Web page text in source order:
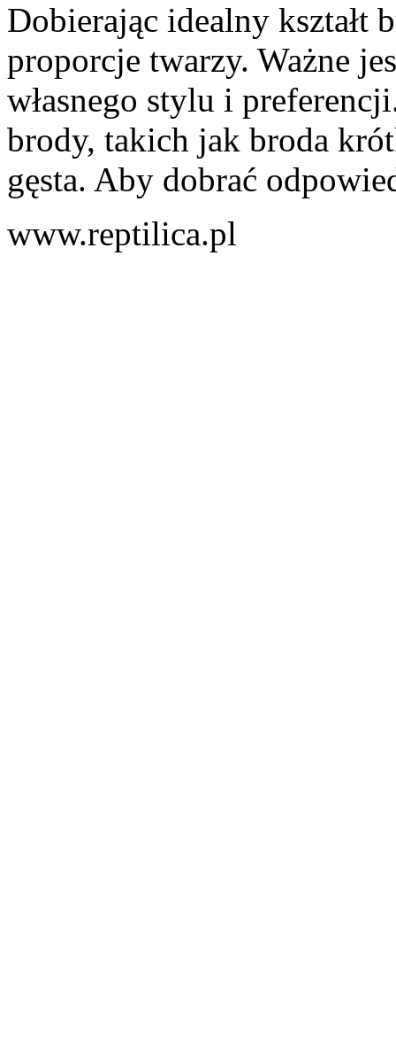
Dobierając idealny kształt
proporcje twarzy. Ważne
własnego stylu i
brody, takich jak broda
gęsta. Aby dobrać
www.reptilica.pl